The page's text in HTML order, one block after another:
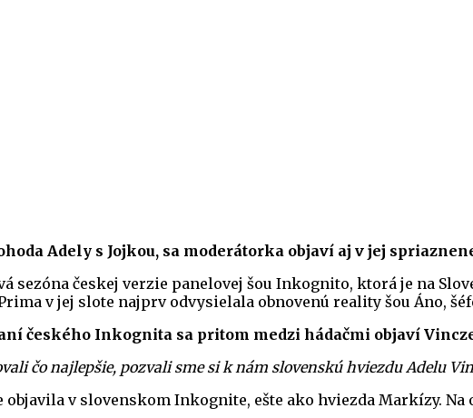
Adely s Jojkou, sa moderátorka objaví aj v jej
sezóna českej verzie panelovej šou Inkognito, ktorá je na
v jej slote najprv odvysielala obnovenú reality šou Áno,
českého Inkognita sa pritom medzi hádačmi objaví
čo najlepšie, pozvali sme si k nám slovenskú hviezdu Adelu
v slovenskom Inkognite, ešte ako hviezda Markízy.